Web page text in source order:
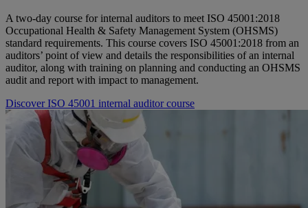
A two-day course for internal auditors to meet ISO 45001:2018
Occupational Health & Safety Management System (OHSMS)
standard requirements. This course covers ISO 45001:2018 from an
auditors’ point of view and details the responsibilities of an internal
auditor, along with training on planning and conducting an OHSMS
audit and report with impact to management.
Discover ISO 45001 internal auditor course